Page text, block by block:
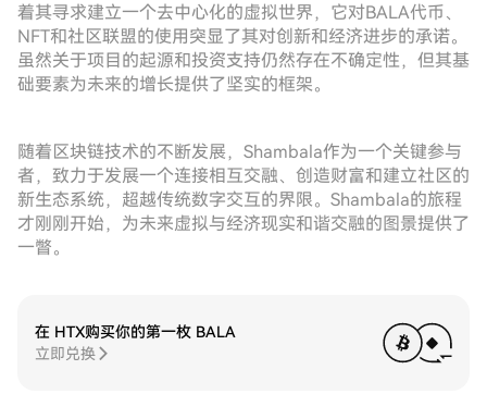
着其寻求建立一个去中心化的虚拟世界，它对BALA代币、
NFT和社区联盟的使用突显了其对创新和经济进步的承诺。
虽然关于项目的起源和投资支持仍然存在不确定性，但其基
础要素为未来的增长提供了坚实的框架。
随着区块链技术的不断发展，Shambala作为一个关键参与
者，致力于发展一个连接相互交融、创造财富和建立社区的
新生态系统，超越传统数字交互的界限。Shambala的旅程
才刚刚开始，为未来虚拟与经济现实和谐交融的图景提供了
一瞥。
在 HTX购买你的第一枚 BALA
立即兑换